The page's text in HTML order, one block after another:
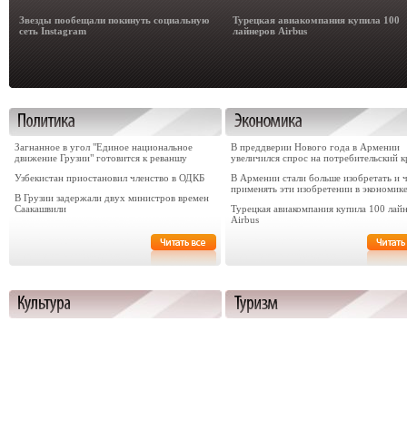
Звезды пообещали покинуть социальную
сеть Instagram
Турецкая авиакомпания купила 100
лайнеров Airbus
Загнанное в угол "Единое национальное
движение Грузии" готовится к реваншу
Узбекистан приостановил членство в ОДКБ
В Грузии задержали двух министров времен
Саакашвили
В преддверии Нового года в Армении
увеличился спрос на потребительский
В Армении стали больше изобретать и
применять эти изобретении в экономике
Турецкая авиакомпания купила 100
Airbus